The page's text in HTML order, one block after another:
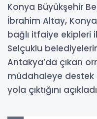
Konya Büyükşehir
İbrahim Altay,
bağlı itfaiye ekipleri
Selçuklu
Antakya’da çıkan
müdahaleye
yola çıktığını